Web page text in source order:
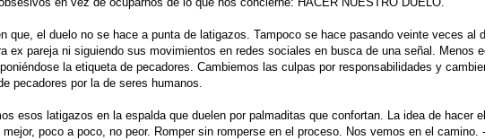
que, el duelo no se hace a punta de latigazos. Tampoco se hace pasando veinte veces al
ex pareja ni siguiendo sus movimientos en redes sociales en busca de una señal. Menos
la etiqueta de pecadores. Cambiemos las culpas por responsabilidades y
pecadores por la de seres humanos.
esos latigazos en la espalda que duelen por palmaditas que confortan. La idea de hacer
mejor, poco a poco, no peor. Romper sin romperse en el proceso. Nos vemos en el camino.